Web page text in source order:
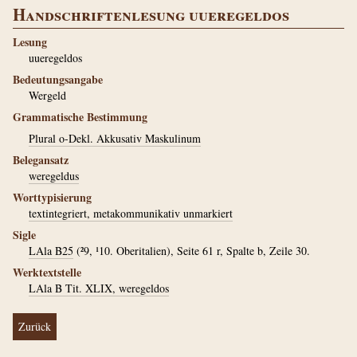
Handschriftenlesung uueregeldos
Lesung
uueregeldos
Bedeutungsangabe
Wergeld
Grammatische Bestimmung
Plural o-Dekl. Akkusativ Maskulinum
Belegansatz
weregeldus
Worttypisierung
textintegriert, metakommunikativ unmarkiert
Sigle
LAla B25 (²9, ¹10. Oberitalien), Seite 61 r, Spalte b, Zeile 30.
Werktextstelle
LAla B Tit. XLIX, weregeldos
Zurück